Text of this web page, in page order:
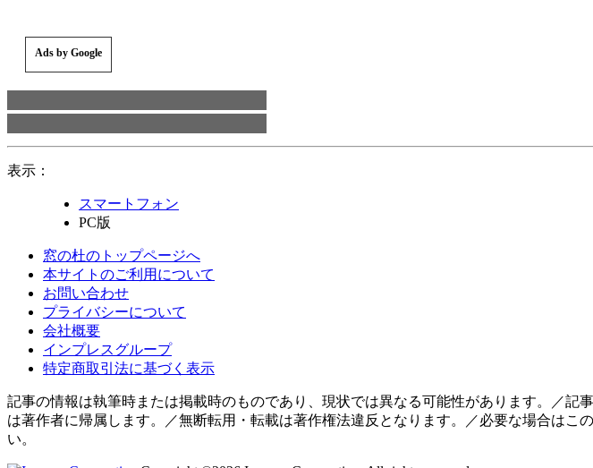
Ads by Google
表示：
スマートフォン
PC版
窓の杜のトップページへ
本サイトのご利用について
お問い合わせ
プライバシーについて
会社概要
インプレスグループ
特定商取引法に基づく表示
記事の情報は執筆時または掲載時のものであり、現状では異なる可能性があります。／
は著作者に帰属します。／無断転用・転載は著作権法違反となります。／必要な場合は
い。